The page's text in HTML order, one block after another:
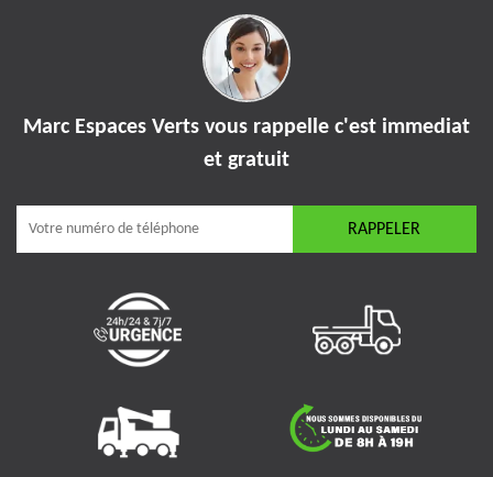
Marc Espaces Verts vous rappelle c'est immediat
et gratuit